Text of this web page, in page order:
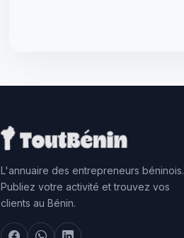
L'annuaire des entrepreneurs béninois.
Publiez votre activité et trouvez vos
clients au Bénin.